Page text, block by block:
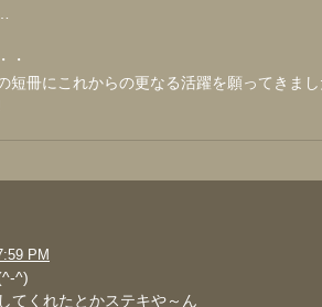
・
短冊にこれからの更なる活躍を願ってきま
PM
^)
てくれたとかステキや～ん